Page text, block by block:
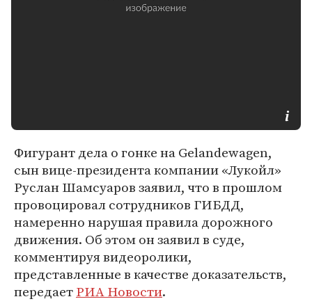
Фигурант дела о гонке на Gelandewagen,
сын вице-президента компании «Лукойл»
Руслан Шамсуаров заявил, что в прошлом
провоцировал сотрудников ГИБДД,
намеренно нарушая правила дорожного
движения. Об этом он заявил в суде,
комментируя видеоролики,
представленные в качестве доказательств,
передаетРИА Новости.